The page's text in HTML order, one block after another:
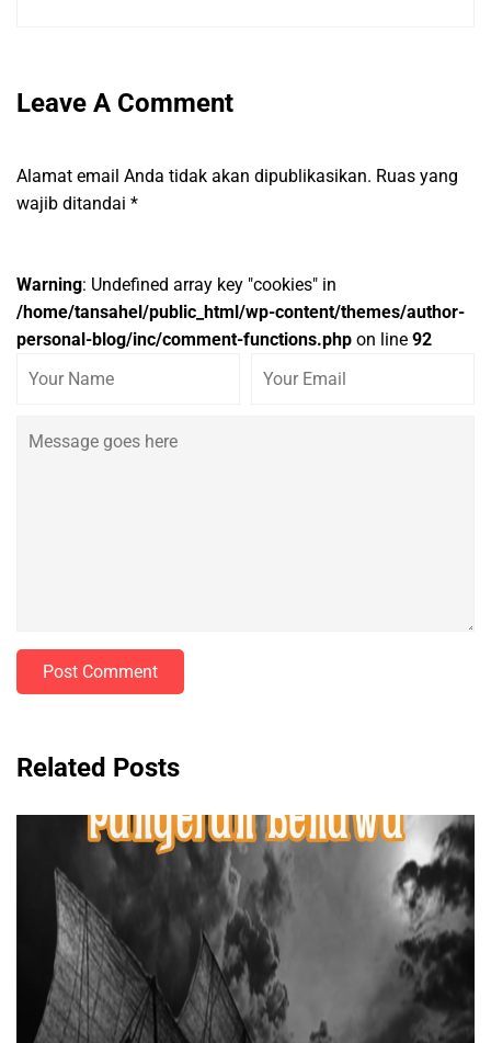
Leave A Comment
Alamat email Anda tidak akan dipublikasikan. Ruas yang
wajib ditandai *
Warning: Undefined array key "cookies" in
/home/tansahel/public_html/wp-content/themes/author-
personal-blog/inc/comment-functions.php on line 92
Post Comment
Related Posts